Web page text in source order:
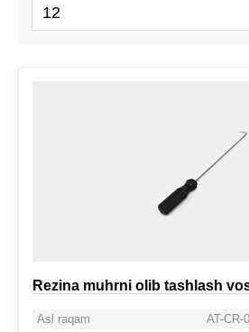
Rezina muhrni olib tashlash
Asl raqam AT-CR-